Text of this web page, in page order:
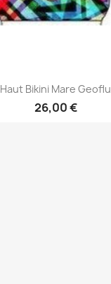
Aperçu rapide
Haut Bikini Mare Geoflu
26,00 €